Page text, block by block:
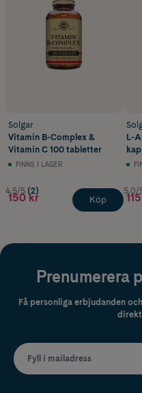
Solgar
Vitamin B-Complex &
Vitamin C 100 tabletter
FINNS I LAGER
4.5/5 (2)
150 kr Köp
L-
5.0/
Prenumerera
Få personliga erbjudanden
Fyll i mailadress